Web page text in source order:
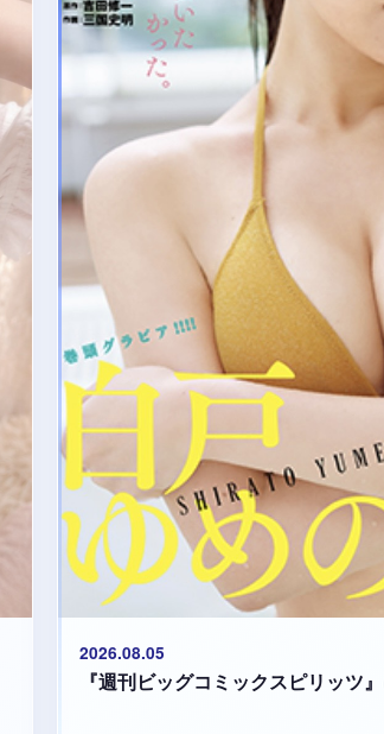
2026.08.05
『週刊ビッグコミックスピリッツ